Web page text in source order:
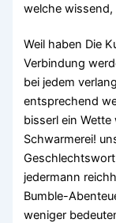
welche
Weil haben Die
Verbindung
bei jedem
entsprechend
bisserl ein
Schwarmerei!
jedermann
Bumble-
weniger